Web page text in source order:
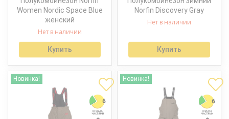
Women Nordic Space Blue
женский
Нет в наличии
Купить
Norfin Discovery Gray
Нет в наличии
Купить
Новинка! Новинка!